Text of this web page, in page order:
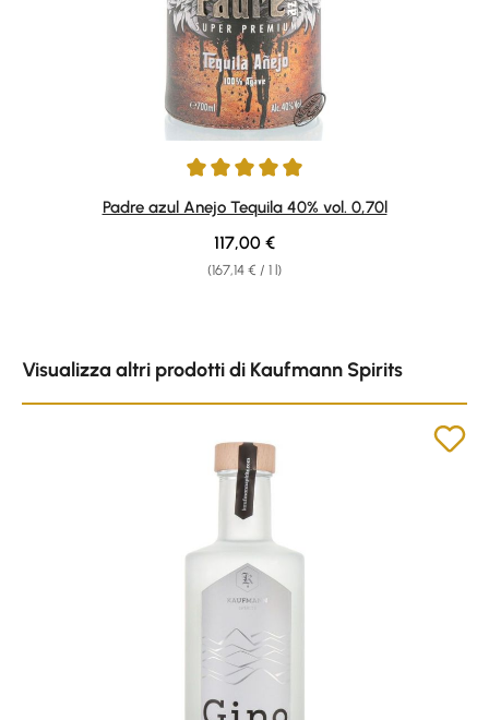
Average rating of 5 out of 5 stars
Padre azul Anejo Tequila 40% vol. 0,70l
(167,14 € / 1 l)
Regular price:
117,00 €
Visualizza altri prodotti di Kaufmann Spirits